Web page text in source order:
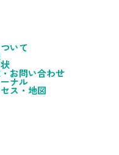
いて
お問い合わせ
ナル
ス・地図